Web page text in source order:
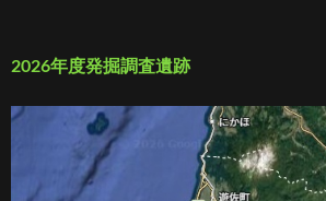
2026年度発掘調査遺跡